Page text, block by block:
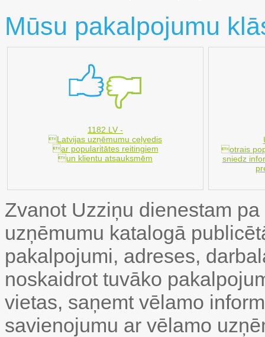
Mūsu pakalpojumu
1182.LV -
Latvijas uzņēmumu ceļvedis
ar popularitātes reitingiem
un klientu atsauksmēm
otrais
sniedz
Zvanot Uzziņu dienestam pa
uzņēmumu katalogā
pakalpojumi, adreses,
noskaidrot tuvāko
vietas, saņemt vēlamo
savienojumu ar vēlamo